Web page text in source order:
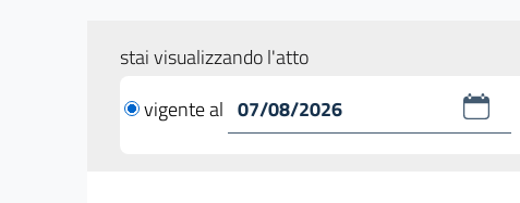
stai visualizzando l'atto
vigente al